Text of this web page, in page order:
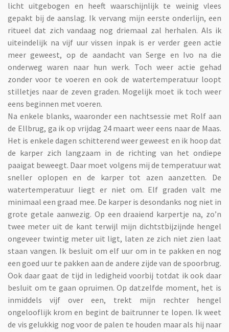
licht uitgebogen en heeft waarschijnlijk te weinig vlees
gepakt bij de aanslag. Ik vervang mijn eerste onderlijn, een
ritueel dat zich vandaag nog driemaal zal herhalen. Als ik
uiteindelijk na vijf uur vissen inpak is er verder geen actie
meer geweest, op de aandacht van Serge en Ivo na die
onderweg waren naar hun werk. Toch weer actie gehad
zonder voor te voeren en ook de watertemperatuur loopt
stilletjes naar de zeven graden. Mogelijk moet ik toch weer
eens beginnen met voeren.
Na enkele blanks, waaronder een nachtsessie met Rolf aan
de Ellbrug, ga ik op vrijdag 24 maart weer eens naar de Maas.
Het is enkele dagen schitterend weer geweest en ik hoop dat
de karper zich langzaam in de richting van het ondiepe
paaigat beweegt. Daar moet volgens mij de temperatuur wat
sneller oplopen en de karper tot azen aanzetten. De
watertemperatuur liegt er niet om. Elf graden valt me
minimaal een graad mee. De karper is desondanks nog niet in
grote getale aanwezig. Op een draaiend karpertje na, zo’n
twee meter uit de kant terwijl mijn dichtstbijzijnde hengel
ongeveer twintig meter uit ligt, laten ze zich niet zien laat
staan vangen. Ik besluit om elf uur om in te pakken en nog
een goed uur te pakken aan de andere zijde van de spoorbrug.
Ook daar gaat de tijd in ledigheid voorbij totdat ik ook daar
besluit om te gaan opruimen. Op datzelfde moment, het is
inmiddels vijf over een, trekt mijn rechter hengel
ongelooflijk krom en begint de baitrunner te lopen. Ik weet
de vis gelukkig nog voor de palen te houden maar als hij naar